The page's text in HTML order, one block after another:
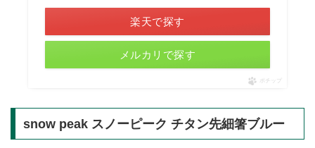
楽天で探す
メルカリで探す
ポチップ
snow peak スノーピーク チタン先細箸ブルー